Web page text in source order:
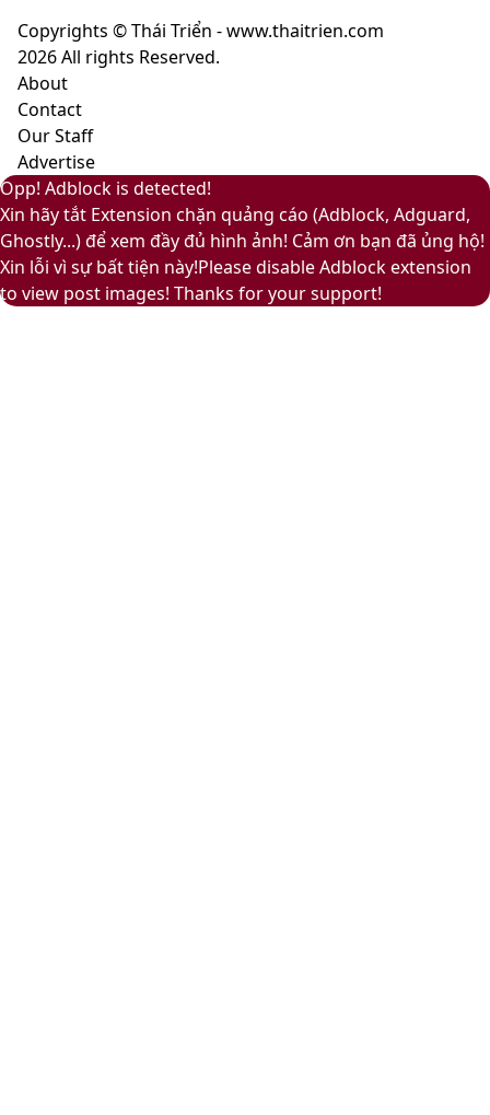
sự
nhã
nhặn
và
ấm
áp
Copyrights © Thái Triển - www.thaitrien.com
2026 All rights Reserved.
About
Contact
Our Staff
Advertise
Facebook
X
LinkedIn
YouTube
Google
Play
Facebook
Pinterest
Messenger
Messenger
Viber
Back
to
top
button
Close
Opp! Adblock is detected!
Xin hãy tắt Extension chặn quảng cáo (Adblock, Adguard,
Ghostly...) để xem đầy đủ hình ảnh! Cảm ơn bạn đã ủng hộ!
Xin lỗi vì sự bất tiện này!Please disable Adblock extension
to view post images! Thanks for your support!